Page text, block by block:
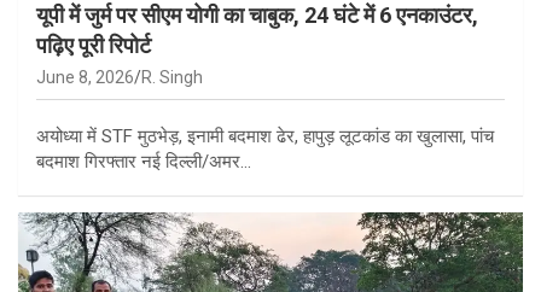
यूपी में जुर्म पर सीएम योगी का चाबुक, 24 घंटे में 6 एनकाउंटर,
पढ़िए पूरी रिपोर्ट
June 8, 2026 R. Singh
अयोध्या में STF मुठभेड़, इनामी बदमाश ढेर, हापुड़ लूटकांड का खुलासा, पांच
बदमाश गिरफ्तार नई दिल्ली/अमर…